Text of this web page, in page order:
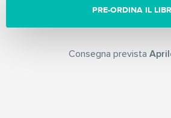
PRE-ORDINA IL
Consegna prevista